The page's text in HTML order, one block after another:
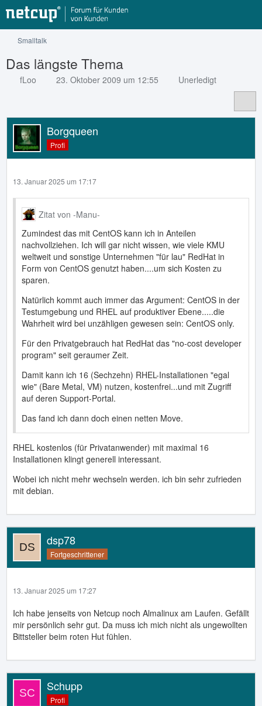
Smalltalk
Das längste Thema
fLoo 23. Oktober 2009 um 12:55 Unerledigt
Borgqueen
Profi
13. Januar 2025 um 17:17
Zitat von -Manu-
Zumindest das mit CentOS kann ich in Anteilen
nachvollziehen. Ich will gar nicht wissen, wie viele KMU
weltweit und sonstige Unternehmen "für lau" RedHat in
Form von CentOS genutzt haben....um sich Kosten zu
sparen.
Natürlich kommt auch immer das Argument: CentOS in der
Testumgebung und RHEL auf produktiver Ebene.....die
Wahrheit wird bei unzähligen gewesen sein: CentOS only.
Für den Privatgebrauch hat RedHat das "no-cost developer
program" seit geraumer Zeit.
Damit kann ich 16 (Sechzehn) RHEL-Installationen "egal
wie" (Bare Metal, VM) nutzen, kostenfrei...und mit Zugriff
auf deren Support-Portal.
Das fand ich dann doch einen netten Move.
RHEL kostenlos (für Privatanwender) mit maximal 16
Installationen klingt generell interessant.
Wobei ich nicht mehr wechseln werden. ich bin sehr zufrieden
mit debian.
dsp78
Fortgeschrittener
13. Januar 2025 um 17:27
Ich habe jenseits von Netcup noch Almalinux am Laufen. Gefällt
mir persönlich sehr gut. Da muss ich mich nicht als ungewollten
Bittsteller beim roten Hut fühlen.
Schupp
Profi